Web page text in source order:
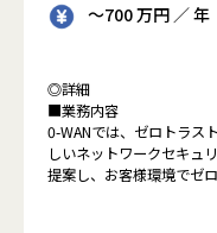
～700 万円 ／ 年
◎詳細
■業務内容
0-WANでは、ゼロトラス
しいネットワークセキュ
提案し、お客様環境でゼ